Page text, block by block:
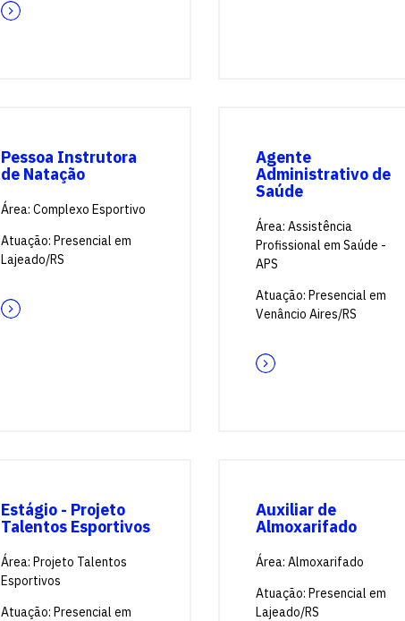
Pessoa Instrutora
de Natação
Área: Complexo Esportivo
Atuação: Presencial em
Lajeado/RS
Agente
Administrativo de
Saúde
Área: Assistência
Profissional em Saúde -
APS
Atuação: Presencial em
Venâncio Aires/RS
Estágio - Projeto
Talentos Esportivos
Área: Projeto Talentos
Esportivos
Atuação: Presencial em
Auxiliar de
Almoxarifado
Área: Almoxarifado
Atuação: Presencial em
Lajeado/RS